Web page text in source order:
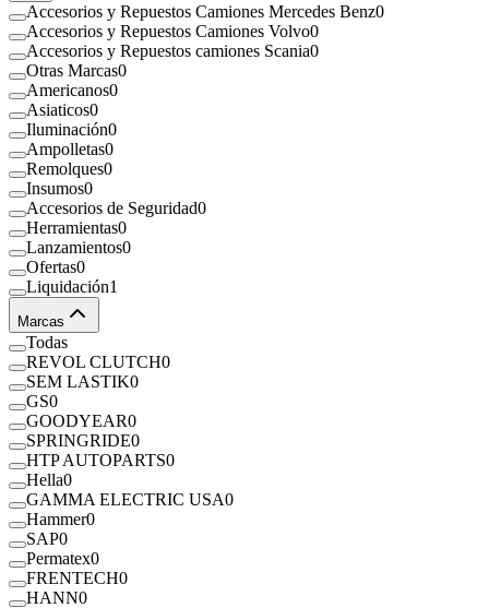
Accesorios y Repuestos Camiones Mercedes Benz0
Accesorios y Repuestos Camiones Volvo0
Accesorios y Repuestos camiones Scania0
Otras Marcas0
Americanos0
Asiaticos0
Iluminación0
Ampolletas0
Remolques0
Insumos0
Accesorios de Seguridad0
Herramientas0
Lanzamientos0
Ofertas0
Liquidación1
Marcas
Todas
REVOL CLUTCH0
SEM LASTIK0
GS0
GOODYEAR0
SPRINGRIDE0
HTP AUTOPARTS0
Hella0
GAMMA ELECTRIC USA0
Hammer0
SAP0
Permatex0
FRENTECH0
HANN0